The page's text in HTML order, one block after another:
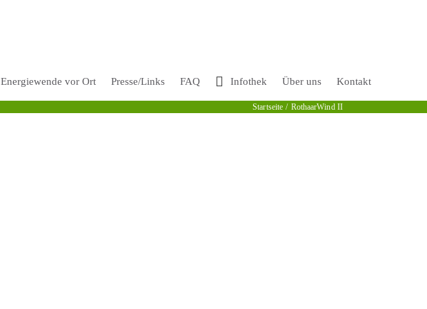
Energiewende vor Ort Presse/Links FAQ Infothek Über uns Kontakt
Startseite RothaarWind II